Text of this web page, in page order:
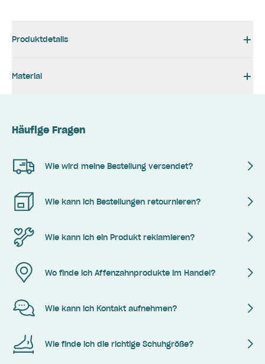
Produktdetails
Material
Häufige Fragen
Wie wird meine Bestellung versendet?
Wie kann ich Bestellungen retournieren?
Wie kann ich ein Produkt reklamieren?
Wo finde ich Affenzahnprodukte im Handel?
Wie kann ich Kontakt aufnehmen?
Wie finde ich die richtige Schuhgröße?